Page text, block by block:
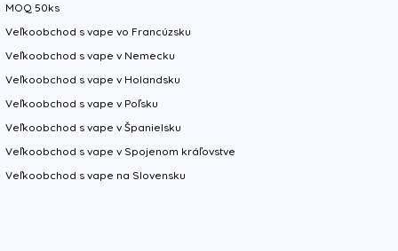
MOQ 50ks
Veľkoobchod s vape vo Francúzsku
Veľkoobchod s vape v Nemecku
Veľkoobchod s vape v Holandsku
Veľkoobchod s vape v Poľsku
Veľkoobchod s vape v Španielsku
Veľkoobchod s vape v Spojenom kráľovstve
Veľkoobchod s vape na Slovensku